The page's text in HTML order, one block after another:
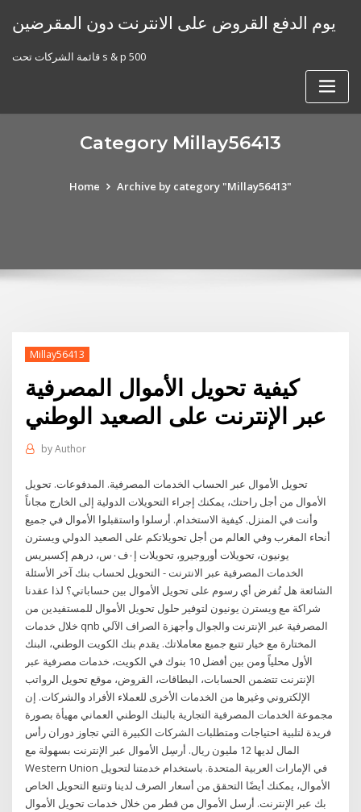
يوم الدفع القروض على الانترنت دون المقرضين
قائمة الشركات تحت s & p 500
Category Millay56413
Home Archive by category "Millay56413"
Millay56413
كيفية تحويل الأموال المصرفية
عبر الإنترنت على الصعيد الوطني
byAuthor
تحويل الأموال عبر الحساب الخدمات المصرفية. المدفوعات. تحويل
الأموال من أجل راحتك، يمكنك إجراء التحويلات الدولية إلى الخارج مجاناً
وأنت في المنزل. كيفية الاستخدام. أرسلوا واستقبلوا الأموال في جميع
أنحاء المغرب وفي العالم من أجل تحويلاتكم على الصعيد الدولي ويسترن
الخدمات المصرفية عبر الانترنت - التحويل لحساب بنك آخر الأسئلة
الشائعة هل تُفرض أي رسوم على تحويل الأموال بين حساباتي؟ لذا عقدنا
شراكة مع ويسترن يونيون لتوفير حلول تحويل الأموال للمستفيدين من
خلال خدمات qnb المصرفية عبر الإنترنت والجوال وأجهزة الصراف الآلي
المختارة مع خيار تتبع جميع معاملاتك. يقدم بنك الكويت الوطني، البنك
الأول محلياً ومن بين أفضل 10 بنوك في الكويت، خدمات مصرفية عبر
الإنترنت تتضمن الحسابات، البطاقات، القروض، موقع تحويل الرواتب
الإلكتروني وغيرها من الخدمات الأخرى للعملاء الأفراد والشركات. إن
مجموعة الخدمات المصرفية التجارية بالبنك الوطني العماني مهيأة بصورة
فريدة لتلبية احتياجات ومتطلبات الشركات الكبيرة التي تجاوز دوران رأس
المال لديها 12 مليون ريال. أرسِل الأموال عبر الإنترنت بسهولة مع
Western Union في الإمارات العربية المتحدة. باستخدام خدمتنا لتحويل
الأموال، يمكنك أيضًا التحقق من أسعار الصرف لدينا وتتبع التحويل الخاص
بك عبر الإنترنت. أرسل الأموال من قطر من خلال خدمات تحويل الأموال